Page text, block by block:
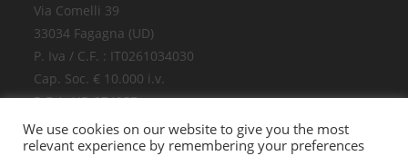
Via Comelli 39
33034 Fagagna (UD)
P. Iva / C.F. : IT0261034030
Cap. Soc. € 10.000 i.v.
R.E.A. UD 274257
We use cookies on our website to give you the most
relevant experience by remembering your preferences